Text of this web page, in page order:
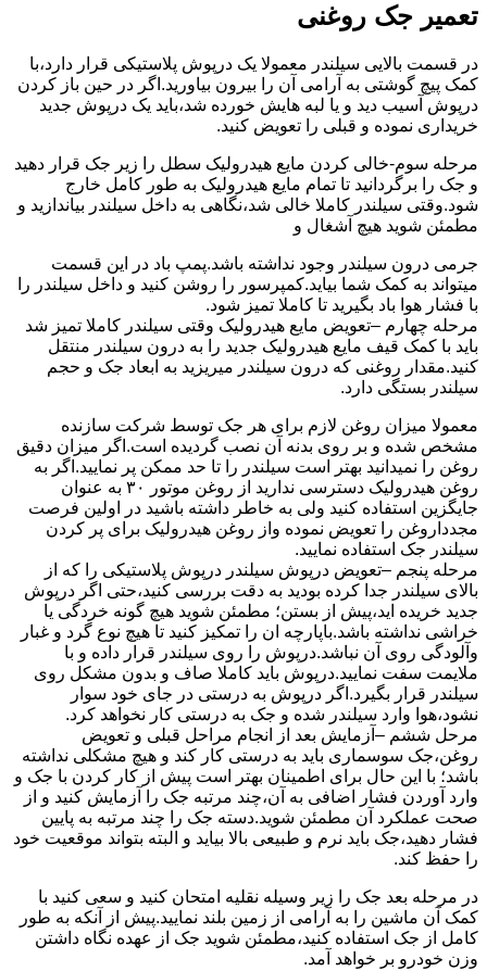
تعمیر جک روغنی
در قسمت بالایی سیلندر معمولا یک درپوش پلاستیکی قرار دارد،با
کمک پیچ گوشتی به آرامی آن را بیرون بیاورید.اگر در حین باز کردن
درپوش آسیب دید و یا لبه هایش خورده شد،باید یک درپوش جدید
خریداری نموده و قبلی را تعویض کنید.
مرحله سوم-خالی کردن مایع هیدرولیک سطل را زیر جک قرار دهید
و جک را برگردانید تا تمام مایع هیدرولیک به طور کامل خارج
شود.وقتی سیلندر کاملا خالی شد،نگاهی به داخل سیلندر بیاندازید و
مطمئن شوید هیچ آشغال و
جرمی درون سیلندر وجود نداشته باشد.پمپ باد در این قسمت
میتواند به کمک شما بیاید.کمپرسور را روشن کنید و داخل سیلندر را
با فشار هوا باد بگیرید تا کاملا تمیز شود.
مرحله چهارم –تعویض مایع هیدرولیک وقتی سیلندر کاملا تمیز شد
باید با کمک قیف مایع هیدرولیک جدید را به درون سیلندر منتقل
کنید.مقدار روغنی که درون سیلندر میریزید به ابعاد جک و حجم
سیلندر بستگی دارد.
معمولا میزان روغن لازم برای هر جک توسط شرکت سازنده
مشخص شده و بر روی بدنه آن نصب گردیده است.اگر میزان دقیق
روغن را نمیدانید بهتر است سیلندر را تا حد ممکن پر نمایید.اگر به
روغن هیدرولیک دسترسی ندارید از روغن موتور ۳۰ به عنوان
جایگزین استفاده کنید ولی به خاطر داشته باشید در اولین فرصت
مجدداروغن را تعویض نموده واز روغن هیدرولیک برای پر کردن
سیلندر جک استفاده نمایید.
مرحله پنجم –تعویض درپوش سیلندر درپوش پلاستیکی را که از
بالای سیلندر جدا کرده بودید به دقت بررسی کنید،حتی اگر درپوش
جدید خریده اید،پیش از بستن؛ مطمئن شوید هیچ گونه خردگی یا
خراشی نداشته باشد.باپارچه ان را تمکیز کنید تا هیچ نوع گرد و غبار
وآلودگی روی آن نباشد.درپوش را روی سیلندر قرار داده و با
ملایمت سفت نمایید.درپوش باید کاملا صاف و بدون مشکل روی
سیلندر قرار بگیرد.اگر درپوش به درستی در جای خود سوار
نشود،هوا وارد سیلندر شده و جک به درستی کار نخواهد کرد.
مرحل ششم –آزمایش بعد از انجام مراحل قبلی و تعویض
روغن،جک سوسماری باید به درستی کار کند و هیچ مشکلی نداشته
باشد؛ با این حال برای اطمینان بهتر است پیش از کار کردن با جک و
وارد آوردن فشار اضافی به آن،چند مرتبه جک را آزمایش کنید و از
صحت عملکرد آن مطمئن شوید.دسته جک را چند مرتبه به پایین
فشار دهید،جک باید نرم و طبیعی بالا بیاید و البته بتواند موقعیت خود
را حفظ کند.
در مرحله بعد جک را زیر وسیله نقلیه امتحان کنید و سعی کنید با
کمک آن ماشین را به آرامی از زمین بلند نمایید.پیش از آنکه به طور
کامل از جک استفاده کنید،مطمئن شوید جک از عهده نگاه داشتن
وزن خودرو بر خواهد آمد.